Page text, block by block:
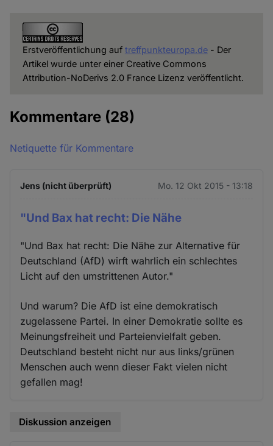
Erstveröffentlichung auf treffpunkteuropa.de- Der
Artikel wurde unter einer Creative Commons
Attribution-NoDerivs 2.0 France Lizenz veröffentlicht.
Kommentare (28)
Netiquette für Kommentare
Jens (nicht überprüft) Mo. 12 Okt 2015 - 13:18
"Und Bax hat recht: Die Nähe
"Und Bax hat recht: Die Nähe zur Alternative für
Deutschland (AfD) wirft wahrlich ein schlechtes
Licht auf den umstrittenen Autor."
Und warum? Die AfD ist eine demokratisch
zugelassene Partei. In einer Demokratie sollte es
Meinungsfreiheit und Parteienvielfalt geben.
Deutschland besteht nicht nur aus links/grünen
Menschen auch wenn dieser Fakt vielen nicht
gefallen mag!
Diskussion anzeigen